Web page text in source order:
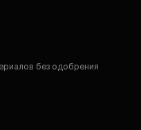
без одобрения